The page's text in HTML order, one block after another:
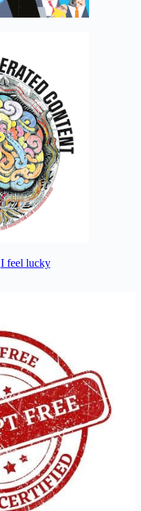
I feel lucky